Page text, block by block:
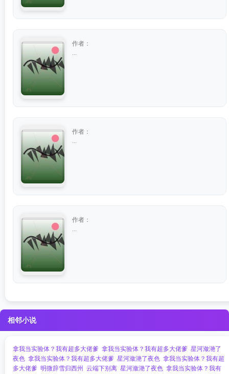
作者：
作者：
作者：
相邻小说
拿我当实验体？我有超多大佬爹 拿我当实验体？我有超多大佬爹 星河潋滟了
夜色 拿我当实验体？我有超多大佬爹 星河潋滟了夜色 拿我当实验体？我有超
多大佬爹 明微辞雪归西州 云端下别离 星河潋滟了夜色 拿我当实验体？我有